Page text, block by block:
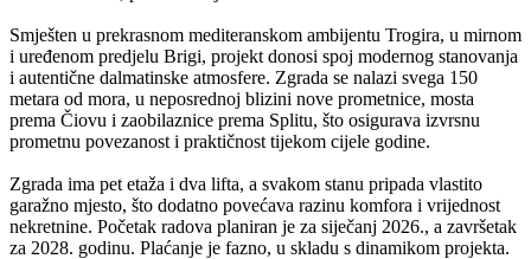
Smješten u prekrasnom mediteranskom ambijentu Trogira, u mirnom
i uređenom predjelu Brigi, projekt donosi spoj modernog stanovanja
i autentične dalmatinske atmosfere. Zgrada se nalazi svega 150
metara od mora, u neposrednoj blizini nove prometnice, mosta
prema Čiovu i zaobilaznice prema Splitu, što osigurava izvrsnu
prometnu povezanost i praktičnost tijekom cijele godine.
Zgrada ima pet etaža i dva lifta, a svakom stanu pripada vlastito
garažno mjesto, što dodatno povećava razinu komfora i vrijednost
nekretnine. Početak radova planiran je za siječanj 2026., a završetak
za 2028. godinu. Plaćanje je fazno, u skladu s dinamikom projekta.